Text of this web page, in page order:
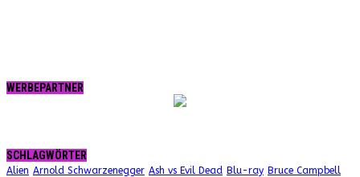
WERBEPARTNER
SCHLAGWÖRTER
Alien Arnold Schwarzenegger Ash vs Evil Dead Blu-ray Bruce Campbell